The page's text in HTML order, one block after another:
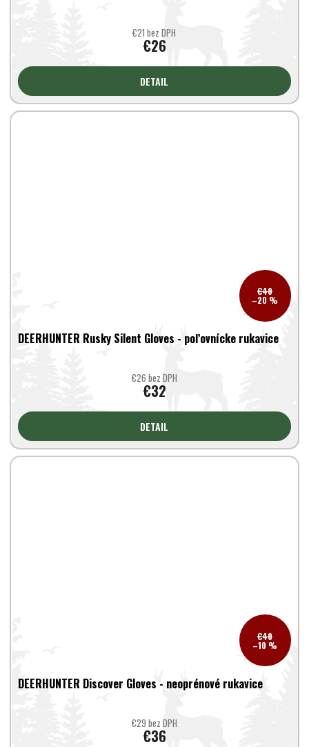
€21 bez DPH
€26
DETAIL
€40
–20 %
DEERHUNTER Rusky Silent Gloves - poľovnícke rukavice
€26 bez DPH
€32
DETAIL
€40
–10 %
DEERHUNTER Discover Gloves - neoprénové rukavice
€29 bez DPH
€36